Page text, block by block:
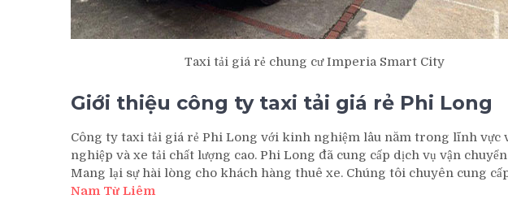
Taxi tải giá rẻ chung cư Imperia Smart City
Giới thiệu công ty taxi tải giá rẻ Phi Long
Công ty taxi tải giá rẻ Phi Long với kinh nghiệm lâu năm trong lĩnh vực
nghiệp và xe tải chất lượng cao. Phi Long đã cung cấp dịch vụ vận
Mang lại sự hài lòng cho khách hàng thuê xe. Chúng tôi chuyên cung
Nam Từ Liêm